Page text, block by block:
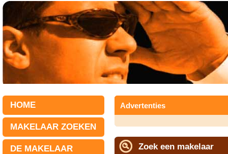
HOME
MAKELAAR ZOEKEN
DE MAKELAAR
Advertenties
Zoek een makelaar